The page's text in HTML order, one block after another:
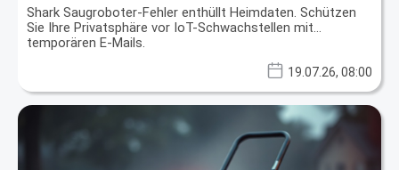
Shark Saugroboter-Fehler enthüllt Heimdaten. Schützen
Sie Ihre Privatsphäre vor IoT-Schwachstellen mit
temporären E-Mails.
19.07.26, 08:00